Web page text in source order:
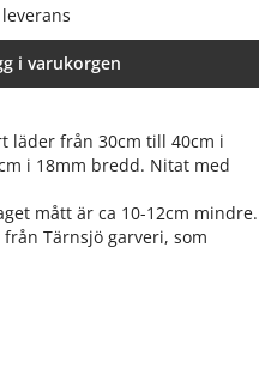
i varukorgen
läder från 30cm till 40cm i
i 18mm bredd. Nitat med
mått är ca 10-12cm mindre.
Tärnsjö garveri, som